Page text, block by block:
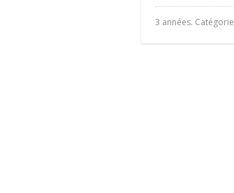
3 années. Catégorie